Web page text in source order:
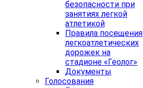
безопасности при
занятиях легкой
атлетикой
Правила посещения
легкоатлетических
дорожек на
стадионе «Геолог»
Документы
Голосования